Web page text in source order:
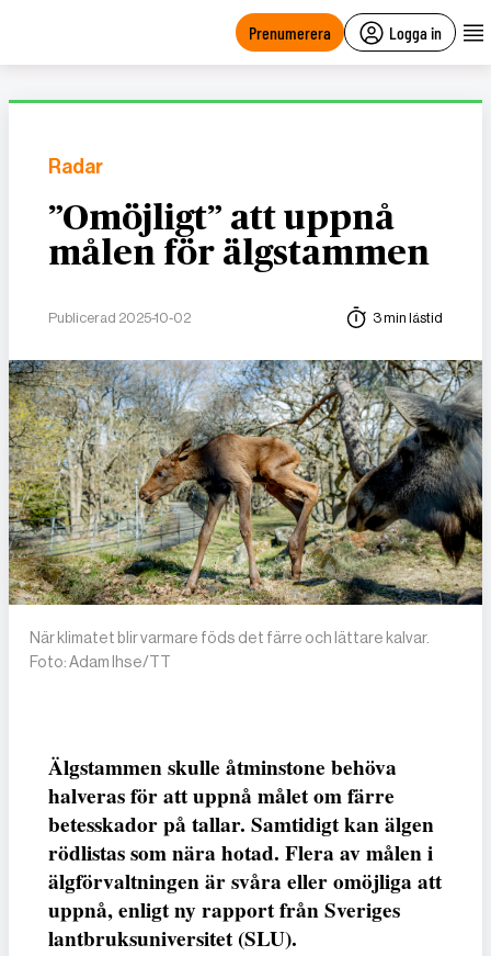
Prenumerera Logga in
Radar
”Omöjligt” att uppnå
målen för älgstammen
Publicerad 2025-10-02 3 min lästid
När klimatet blir varmare föds det färre och lättare kalvar.
Foto: Adam Ihse/TT
Älgstammen skulle åtminstone behöva
halveras för att uppnå målet om färre
betesskador på tallar. Samtidigt kan älgen
rödlistas som nära hotad. Flera av målen i
älgförvaltningen är svåra eller omöjliga att
uppnå, enligt ny rapport från Sveriges
lantbruksuniversitet (SLU).